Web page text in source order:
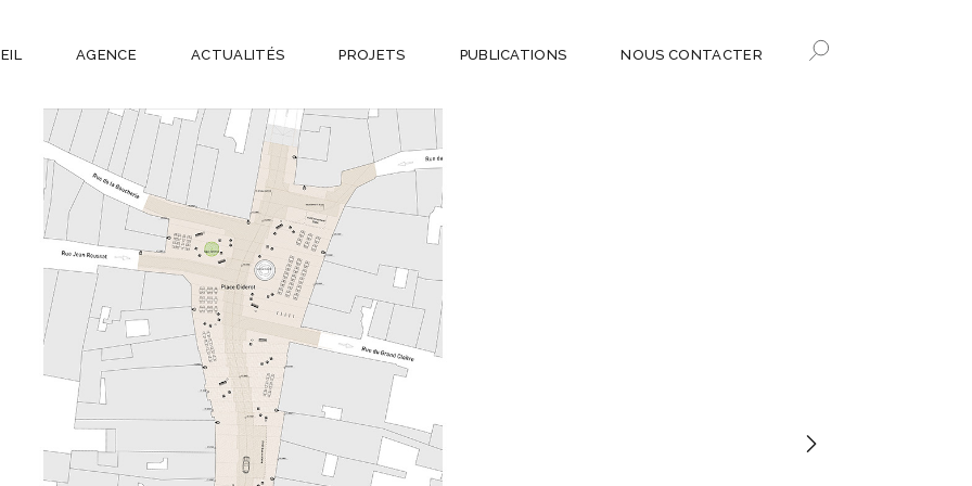
AGENCE ACTUALITÉS PROJETS PUBLICATIONS NOUS CONTACTER